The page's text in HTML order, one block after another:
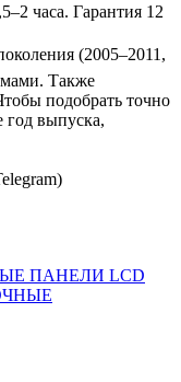
часа. Гарантия 12
(2005–2011,
Также
подобрать точно
выпуска,
ПАНЕЛИ LCD